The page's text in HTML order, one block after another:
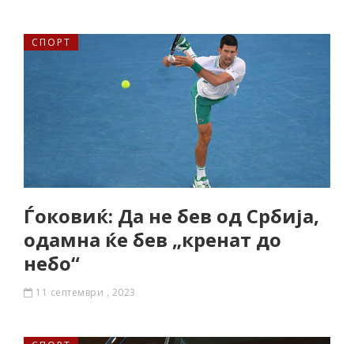
СПОРТ
Ѓоковиќ: Да не бев од Србија,
одамна ќе бев „кренат до
небо“
11 септември , 2023